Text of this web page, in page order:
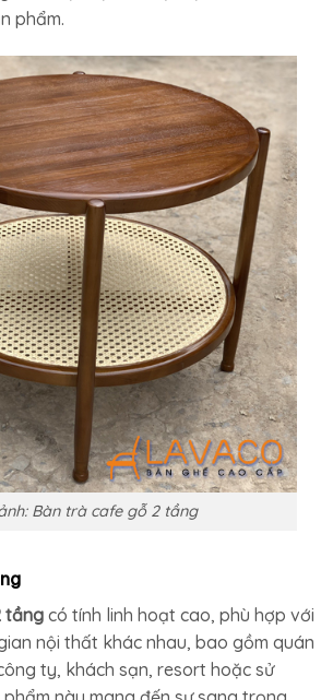
phẩm.
Bàn trà cafe gỗ 2 tầng
tầng có tính linh hoạt cao, phù hợp với
nội thất khác nhau, bao gồm quán
ty, khách sạn, resort hoặc sử